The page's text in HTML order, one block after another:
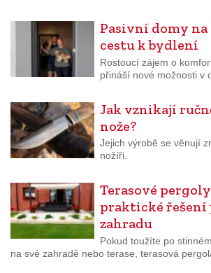
Pasivní domy
cestu k bydlení
Rostoucí zájem o
přináší nové možnosti v
Jak vznikají
nože?
Jejich výrobě se věnují
nožíři.
Terasové
praktické řešení
zahradu
Pokud toužíte po
na své zahradě nebo terase, terasová